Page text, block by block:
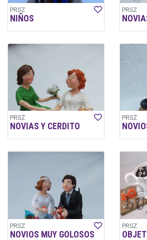
PRSZ
NIÑOS
PRSZ
PRSZ
NOVIAS Y CERDITO
PRSZ
PRSZ
NOVIOS MUY GOLOSOS
PRSZ